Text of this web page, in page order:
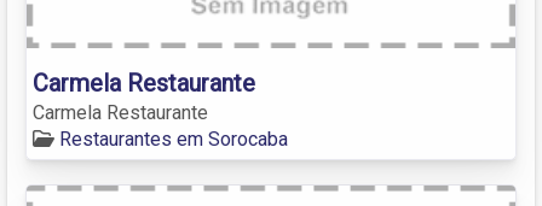
Carmela Restaurante
Carmela Restaurante
Restaurantes em Sorocaba